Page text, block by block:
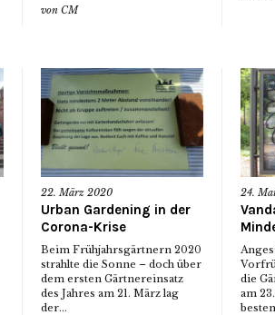
von CM
22. März 2020
Urban Gardening in der
Corona-Krise
Beim Frühjahrsgärtnern 2020
strahlte die Sonne – doch über
dem ersten Gärtnereinsatz
des Jahres am 21. März lag
der...
24.
die
am